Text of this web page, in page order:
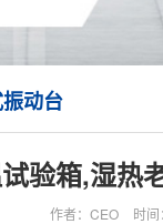
动台
验箱,湿热
作者：CEO 时